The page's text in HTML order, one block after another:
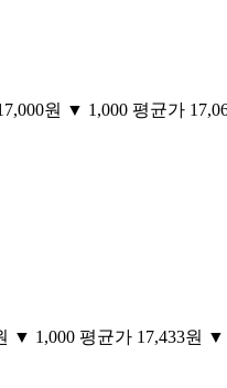
원 ▼ 1,000 평균가
▼ 1,000 평균가 17,433원